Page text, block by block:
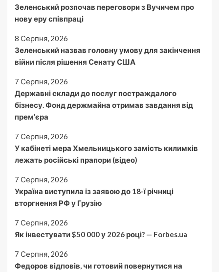
Зеленський розпочав переговори з Вучичем про
нову еру співпраці
8 Серпня, 2026
Зеленський назвав головну умову для закінчення
війни після рішення Сенату США
7 Серпня, 2026
Державні склади до послуг постраждалого
бізнесу. Фонд держмайна отримав завдання від
прем’єра
7 Серпня, 2026
У кабінеті мера Хмельницького замість килимків
лежать російські прапори (відео)
7 Серпня, 2026
Україна виступила із заявою до 18-ї річниці
вторгнення РФ у Грузію
7 Серпня, 2026
Як інвестувати $50 000 у 2026 році? — Forbes.ua
7 Серпня, 2026
Федоров відповів, чи готовий повернутися на